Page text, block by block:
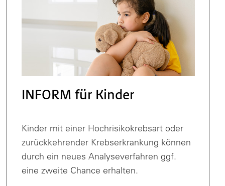
INFORM für Kinder
Kinder mit einer Hochrisikokrebsart oder
zurückkehrender Krebserkrankung können
durch ein neues Analyseverfahren ggf.
eine zweite Chance erhalten.